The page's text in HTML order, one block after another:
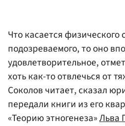
Что касается физического
подозреваемого, то оно
удовлетворительное,
хоть как-то отвлечься от
Соколов читает, сказал
передали книги из его
«Теорию этногенеза»Льва